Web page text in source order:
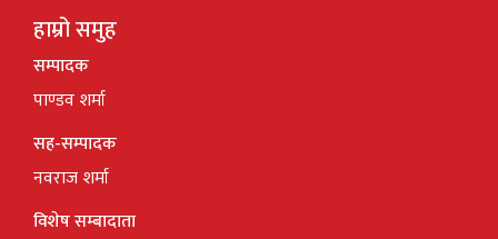
हाम्रो समुह
सम्पादक
पाण्डव शर्मा
सह-सम्पादक
नवराज शर्मा
विशेष सम्बादाता